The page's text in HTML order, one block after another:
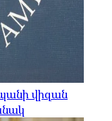
վիզան